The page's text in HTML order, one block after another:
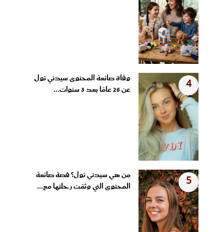
4
وفاة صانعة المحتوى سيدني تول
عن 26 عامًا بعد 3 سنوات...
5
من هي سيدني تول؟ قصة صانعة
المحتوى التي وثقت رحلتها مع...